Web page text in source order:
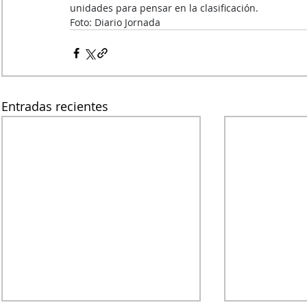
unidades para pensar en la clasificación.
Foto: Diario Jornada
Entradas recientes